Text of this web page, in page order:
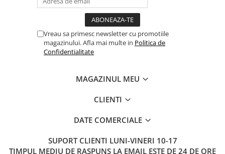
Vreau sa primesc newsletter cu promotiile
magazinului. Afla mai multe in Politica de
Confidentialitate
MAGAZINUL MEU
CLIENTI
DATE COMERCIALE
SUPORT CLIENTI LUNI-VINERI 10-17
TIMPUL MEDIU DE RASPUNS LA EMAIL ESTE DE 24 DE ORE